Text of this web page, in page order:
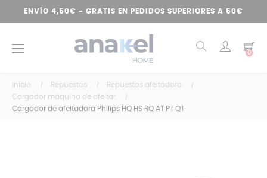
ENVÍO 4,50€ - GRATIS EN PEDIDOS SUPERIORES A 50€
Navegación
☰ 0
Inicio Repuestos
Repuestos afeitadora
Cargador máquina de afeitar
Cargador de afeitadora Philips HQ HS RQ AT PT QT